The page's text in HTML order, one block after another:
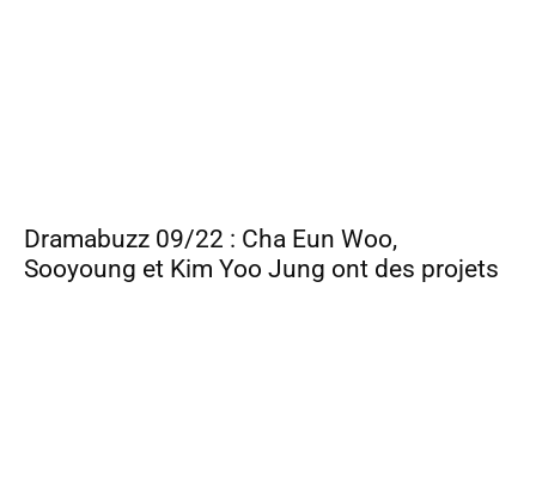
Dramabuzz 09/22 : Cha Eun Woo,
Sooyoung et Kim Yoo Jung ont des projets